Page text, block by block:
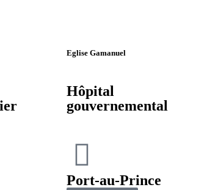
Eglise Gamanuel
Hôpital
gouvernemental
Port-au-Prince